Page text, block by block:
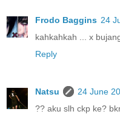
Frodo Baggins 24
kahkahkah ... x
Reply
Natsu
24 June
?? aku slh ckp ke?